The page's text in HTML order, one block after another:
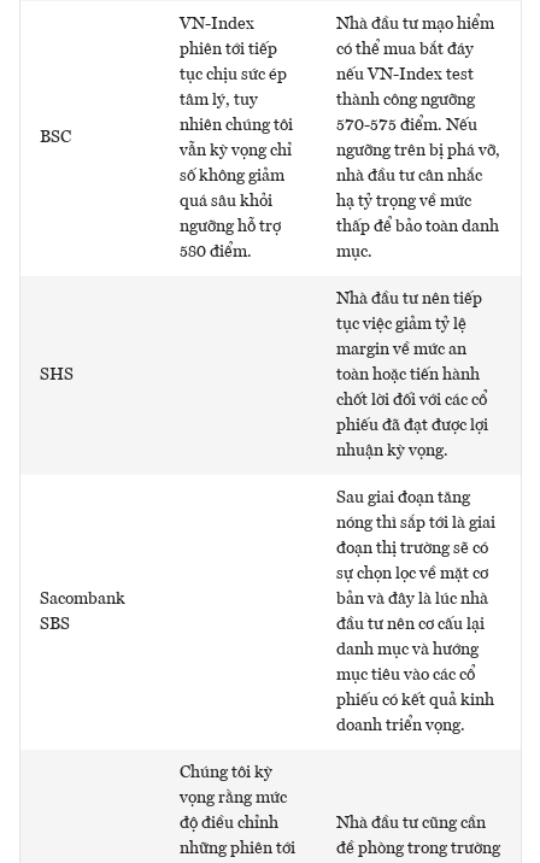
BSC
VN-Index
phiên tới tiếp
tục chịu sức ép
tâm lý, tuy
nhiên chúng tôi
vẫn kỳ vọng chỉ
số không giảm
quá sâu khỏi
ngưỡng hỗ trợ
580 điểm.
Nhà đầu tư mạo hiểm
có thể mua bắt đáy
nếu VN-Index test
thành công ngưỡng
570-575 điểm. Nếu
ngưỡng trên bị phá vỡ,
nhà đầu tư cân nhắc
hạ tỷ trọng về mức
thấp để bảo toàn danh
mục.
SHS
Nhà đầu tư nên tiếp
tục việc giảm tỷ lệ
margin về mức an
toàn hoặc tiến hành
chốt lời đối với các cổ
phiếu đã đạt được lợi
nhuận kỳ vọng.
Sacombank
SBS
Sau giai đoạn tăng
nóng thì sắp tới là giai
đoạn thị trường sẽ có
sự chọn lọc về mặt cơ
bản và đây là lúc nhà
đầu tư nên cơ cấu lại
danh mục và hướng
mục tiêu vào các cổ
phiếu có kết quả kinh
doanh triển vọng.
Chúng tôi kỳ
vọng rằng mức
độ điều chỉnh
những phiên tới
Nhà đầu tư cũng cần
đề phòng trong trường